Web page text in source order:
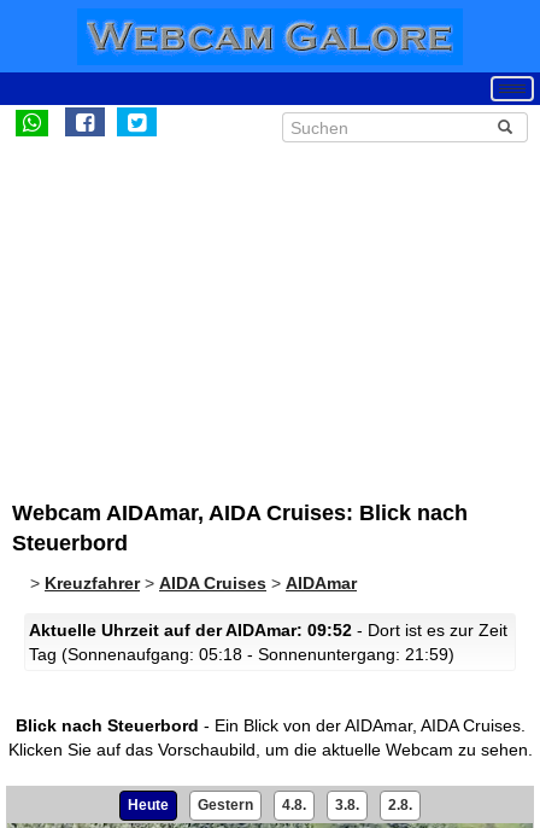
Webcam AIDAmar, AIDA Cruises: Blick nach
Steuerbord
> Kreuzfahrer> AIDA Cruises > AIDAmar
Aktuelle Uhrzeit auf der AIDAmar: 09:52 - Dort ist es zur Zeit
Tag (Sonnenaufgang: 05:18 - Sonnenuntergang: 21:59)
Blick nach Steuerbord - Ein Blick von der AIDAmar, AIDA Cruises.
Klicken Sie auf das Vorschaubild, um die aktuelle Webcam zu sehen.
Heute Gestern 4.8. 3.8. 2.8.